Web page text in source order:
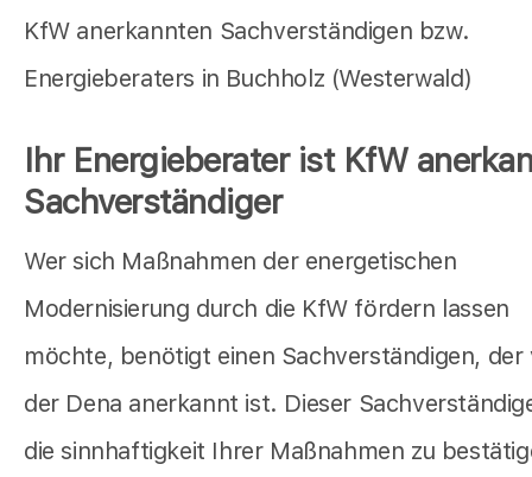
KfW anerkannten Sachverständigen bzw.
Energieberaters in Buchholz (Westerwald)
Ihr Energieberater ist KfW
Sachverständiger
Wer sich Maßnahmen der energetischen
Modernisierung durch die KfW fördern lassen
möchte, benötigt einen Sachverständigen, der
der Dena anerkannt ist. Dieser
die sinnhaftigkeit Ihrer Maßnahmen zu